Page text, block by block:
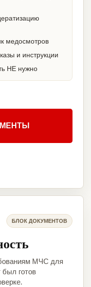
медосмотров
и инструкции
НЕ нужно
БЛОК ДОКУМЕНТОВ
МЧС для
был готов